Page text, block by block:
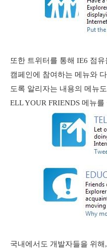
또한 트위터를 통해 IE6 점
캠페인에 참여하는 메뉴와
도록 알리자는 내용의 메뉴
ELL YOUR FRIENDS 메뉴
국내에서도 개발자들을 위